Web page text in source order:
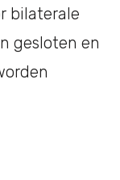
bilaterale
gesloten en